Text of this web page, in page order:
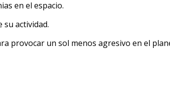
en el espacio.
su actividad.
provocar un sol menos agresivo en el